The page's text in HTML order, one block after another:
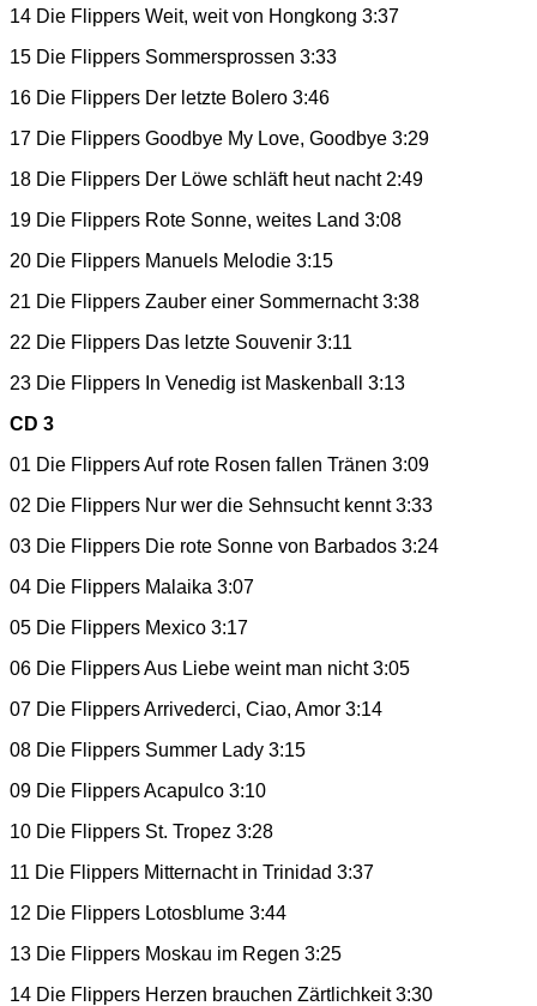
14 Die Flippers Weit, weit von Hongkong 3:37
15 Die Flippers Sommersprossen 3:33
16 Die Flippers Der letzte Bolero 3:46
17 Die Flippers Goodbye My Love, Goodbye 3:29
18 Die Flippers Der Löwe schläft heut nacht 2:49
19 Die Flippers Rote Sonne, weites Land 3:08
20 Die Flippers Manuels Melodie 3:15
21 Die Flippers Zauber einer Sommernacht 3:38
22 Die Flippers Das letzte Souvenir 3:11
23 Die Flippers In Venedig ist Maskenball 3:13
CD 3
01 Die Flippers Auf rote Rosen fallen Tränen 3:09
02 Die Flippers Nur wer die Sehnsucht kennt 3:33
03 Die Flippers Die rote Sonne von Barbados 3:24
04 Die Flippers Malaika 3:07
05 Die Flippers Mexico 3:17
06 Die Flippers Aus Liebe weint man nicht 3:05
07 Die Flippers Arrivederci, Ciao, Amor 3:14
08 Die Flippers Summer Lady 3:15
09 Die Flippers Acapulco 3:10
10 Die Flippers St. Tropez 3:28
11 Die Flippers Mitternacht in Trinidad 3:37
12 Die Flippers Lotosblume 3:44
13 Die Flippers Moskau im Regen 3:25
14 Die Flippers Herzen brauchen Zärtlichkeit 3:30